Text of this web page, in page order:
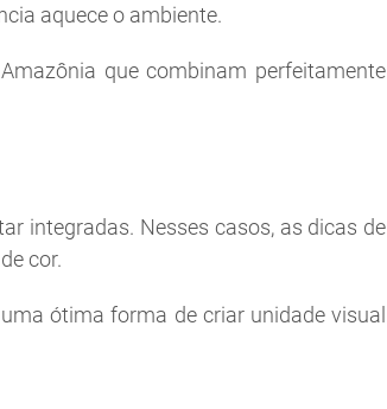
aquece o ambiente.
que combinam perfeitamente
integradas. Nesses casos, as dicas de
cor.
ótima forma de criar unidade visual